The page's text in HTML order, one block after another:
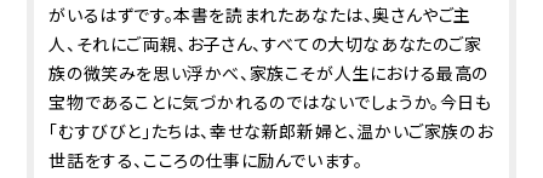
がいるはずです。本書を読まれたあなたは、奥さんやご主
人、それにご両親、お子さん、すべての大切なあなたのご家
族の微笑みを思い浮かべ、家族こそが人生における最高の
宝物であることに気づかれるのではないでしょうか。今日も
「むすびびと」たちは、幸せな新郎新婦と、温かいご家族のお
世話をする、こころの仕事に励んでいます。